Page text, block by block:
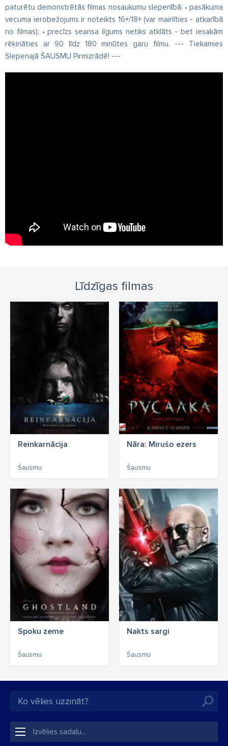
paturētu demonstrētās filmas nosaukumu slepenībā: • pasākuma
vecuma ierobežojums ir noteikts 16+/18+ (var mainīties - atkarībā
no filmas); • precīzs seansa ilgums netiks atklāts - bet iesakām
rēķināties ar 90 līdz 180 minūtes garu filmu. --- Tiekamies
Slepenajā ŠAUSMU Pirmizrādē! ---
Līdzīgas filmas
Reinkarnācija
Šausmu
Nāra: Mirušo ezers
Šausmu
Spoku zeme
Šausmu
Nakts sargi
Šausmu